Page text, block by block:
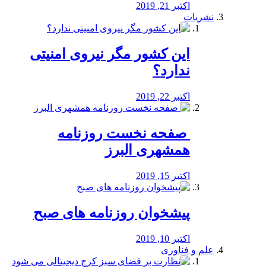
اکتبر 21, 2019
نشریات
این کشور مگر نیروی امنیتی
ندارد؟
اکتبر 22, 2019
️ صفحه نخست روزنامه‌
همشهری البرز
اکتبر 15, 2019
پیشخوان روزنامه های صبح
اکتبر 10, 2019
علم و فناوری